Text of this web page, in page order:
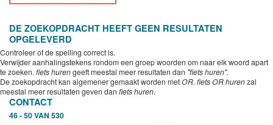
DE ZOEKOPDRACHT HEEFT GEEN RESULTATEN
OPGELEVERD
Controleer of de spelling correct is.
Verwijder aanhalingstekens rondom een groep woorden om naar elk woord apart
te zoeken. fiets hurengeeft meestal meer resultaten dan "fiets huren".
De zoekopdracht kan algemener gemaakt worden metOR. fiets OR hurenzal
meestal meer resultaten geven dan fiets huren.
CONTACT
46 - 50 VAN 530